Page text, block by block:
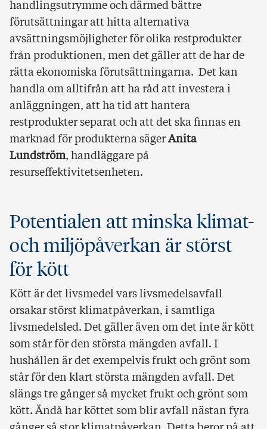
handlingsutrymme och därmed bättre
förutsättningar att hitta alternativa
avsättningsmöjligheter för olika restprodukter
från produktionen, men det gäller att de har de
rätta ekonomiska förutsättningarna. Det kan
handla om alltifrån att ha råd att investera i
anläggningen, att ha tid att hantera
restprodukter separat och att det ska finnas en
marknad för produkterna sägerAnita
Lundström, handläggare på
resurseffektivitetsenheten.
Potentialen att minska klimat-
och miljöpåverkan är störst
för kött
Kött är det livsmedel vars livsmedelsavfall
orsakar störst klimatpåverkan, i samtliga
livsmedelsled. Det gäller även om det inte är kött
som står för den största mängden avfall. I
hushållen är det exempelvis frukt och grönt som
står för den klart största mängden avfall. Det
slängs tre gånger så mycket frukt och grönt som
kött. Ändå har köttet som blir avfall nästan fyra